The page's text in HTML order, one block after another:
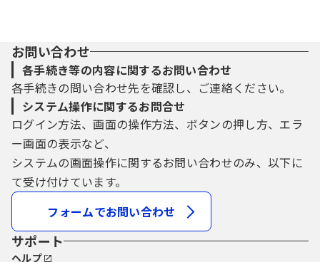
お問い合わせ
各手続き等の内容に関するお問い合わせ
各手続きの問い合わせ先を確認し、ご連絡ください。
システム操作に関するお問合せ
ログイン方法、画面の操作方法、ボタンの押し方、エラ
ー画面の表示など、
システムの画面操作に関するお問い合わせのみ、以下に
て受け付けています。
フォームでお問い合わせ
サポート
ヘルプ